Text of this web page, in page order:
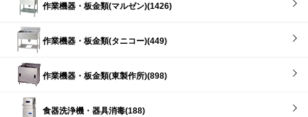
作業機器・板金類(マルゼン)(1426)
作業機器・板金類(タニコー)(449)
作業機器・板金類(東製作所)(898)
食器洗浄機・器具消毒(188)